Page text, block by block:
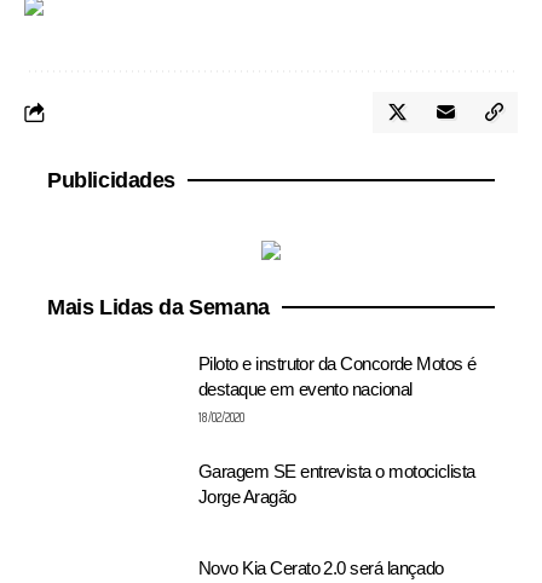
Publicidades
Mais Lidas da Semana
Piloto e instrutor da Concorde Motos é
destaque em evento nacional
18/02/2020
Garagem SE entrevista o motociclista
Jorge Aragão
Novo Kia Cerato 2.0 será lançado